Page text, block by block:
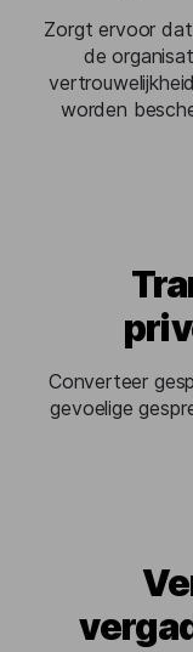
Zorgt ervoor
de
worden
Converteer
gevoelige